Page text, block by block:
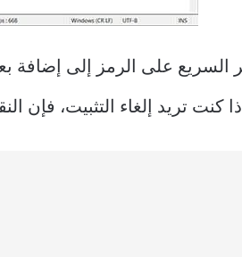
السريع على الرمز إلى إضافة
كنت تريد إلغاء التثبيت، فإن